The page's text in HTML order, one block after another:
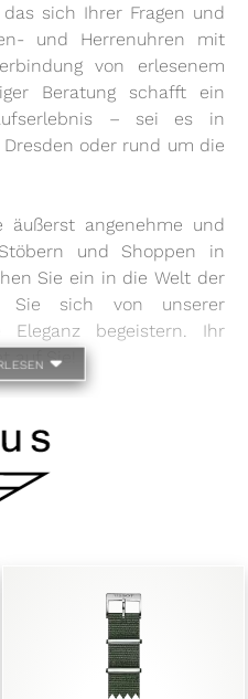
sich Ihrer Fragen und
und Herrenuhren mit
von erlesenem
Beratung schafft ein
– sei es in
oder rund um die
angenehme und
und Shoppen in
Sie ein in die Welt der
Sie sich von unserer
Eleganz begeistern. Ihr
Sie!